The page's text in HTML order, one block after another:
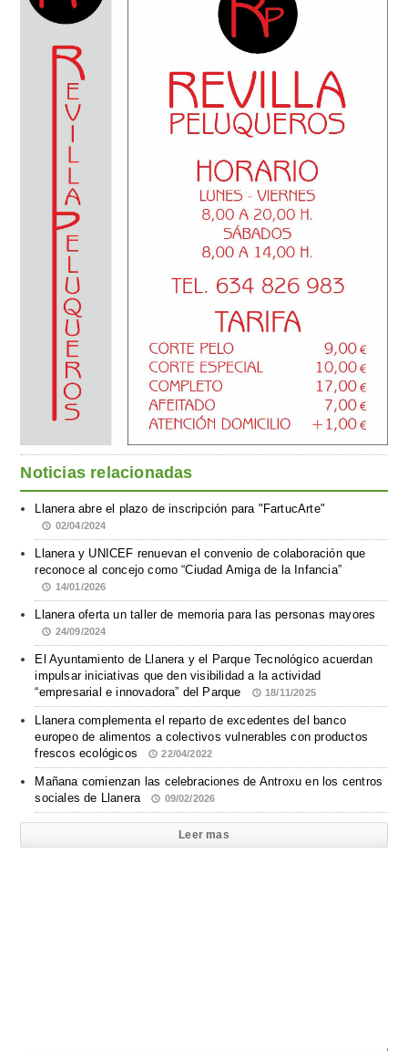
Noticias relacionadas
Llanera abre el plazo de inscripción para "FartucArte"
02/04/2024
Llanera y UNICEF renuevan el convenio de colaboración que
reconoce al concejo como “Ciudad Amiga de la Infancia”
14/01/2026
Llanera oferta un taller de memoria para las personas mayores
24/09/2024
El Ayuntamiento de Llanera y el Parque Tecnológico acuerdan
impulsar iniciativas que den visibilidad a la actividad
“empresarial e innovadora” del Parque
18/11/2025
Llanera complementa el reparto de excedentes del banco
europeo de alimentos a colectivos vulnerables con productos
frescos ecológicos
22/04/2022
Mañana comienzan las celebraciones de Antroxu en los centros
sociales de Llanera
09/02/2026
Leer mas